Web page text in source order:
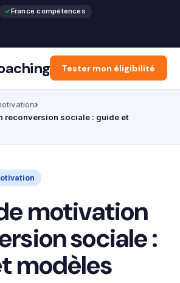
France compétences
Accueil Articles
Tester mon éligibilité
reconversion sociale : guide et
motivation
sociale :
modèles